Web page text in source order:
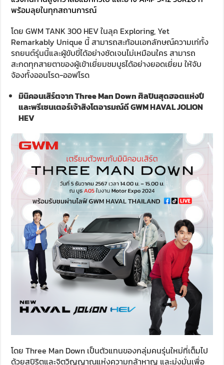
พร้อมลุยในทุกสถานการณ์
โดย GWM TANK 300 HEV ในลุค Exploring, Yet
Remarkably Unique นี้ สามารถสะท้อนเอกลักษณ์ความเท่ทั้ง
รถยนต์รุ่นนี้และผู้ขับขี่ได้อย่างชัดเจนไม่เหมือนใคร สามารถ
สะกดทุกสายตาของผู้เข้าเยี่ยมชมบูธได้อย่างยอดเยี่ยม ให้จับ
จ้องทั้งออนโรด-ออฟโรด
มินิคอนเสิร์ตจากThree Man Downศิลปินสุดฮอตแห่งปี
และพรีเซนเตอร์เจ้าสิงโตอารมณ์ดีGWM HAVAL JOLION
HEV
โดย Three Man Down เป็นตัวแทนของกลุ่มคนรุ่นใหม่ที่เต็มไป
ด้วยสปิริตและจิตวิญญาณแห่งความกล้าหาญ และมุ่งมั่นเพื่อ